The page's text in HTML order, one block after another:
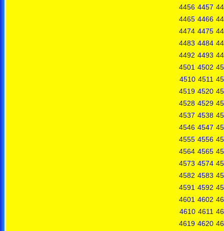
4456 4457
4465 4466
4474 4475
4483 4484
4492 4493
4501 4502
4510 4511
4519 4520
4528 4529
4537 4538
4546 4547
4555 4556
4564 4565
4573 4574
4582 4583
4591 4592
4601 4602
4610 4611
4619 4620